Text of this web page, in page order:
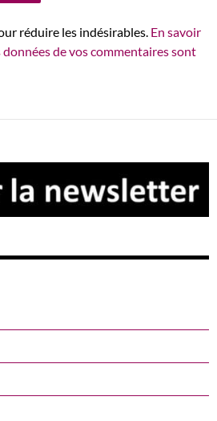
réduire les indésirables. En savoir
de vos commentaires sont